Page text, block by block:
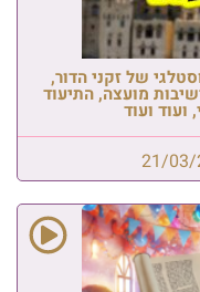
של זקני הדור,
מועצה, התיעוד
ועוד
21/03/